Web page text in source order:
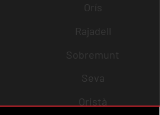
Orís
Rajadell
Sobremunt
Seva
Oristà